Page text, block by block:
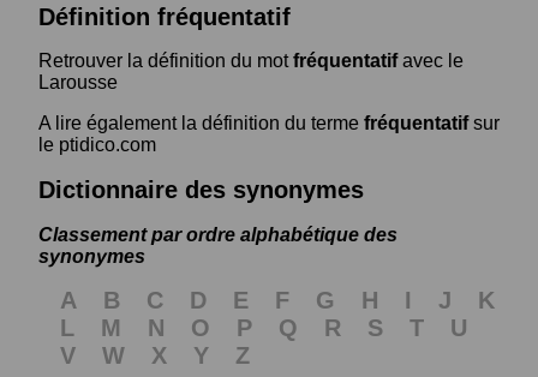
Définition fréquentatif
Retrouver la définition du motfréquentatifavec le
Larousse
A lire également la définition du terme fréquentatifsur
le ptidico.com
Dictionnaire des synonymes
Classement par ordre alphabétique des
synonymes
A B C D E F G H I J
K
L
M N O P Q R S T
U
V
W X Y Z